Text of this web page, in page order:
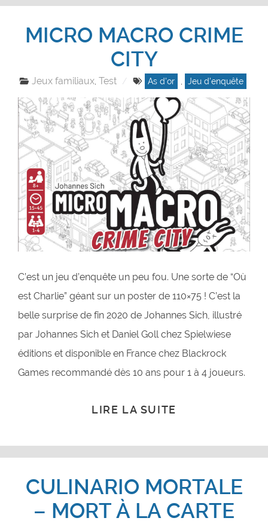
MICRO MACRO CRIME
CITY
Jeux familiaux, Test As d'or Jeu d'enquête
C’est un jeu d’enquête un peu fou. Une sorte de “Où
est Charlie” géant sur un poster de 110×75 ! C’est la
belle surprise de fin 2020 de Johannes Sich, illustré
par Johannes Sich et Daniel Goll chez Spielwiese
éditions et disponible en France chez Blackrock
Games recommandé dès 10 ans pour 1 à 4 joueurs.
LIRE LA SUITE
CULINARIO MORTALE
– MORT À LA CARTE